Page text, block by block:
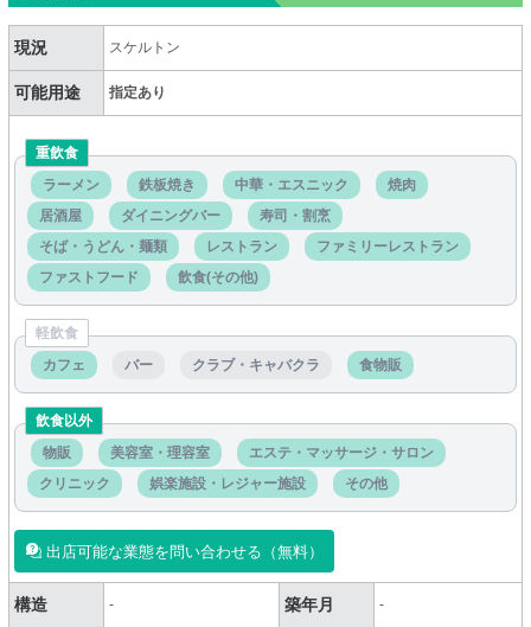
現況 スケルトン
可能用途 指定あり
重飲食
ラーメン
鉄板焼き 中華・エスニック
焼肉
居酒屋
ダイニングバー
寿司・割烹
そば・うどん・麺類
レストラン
ファミリーレストラン
ファストフード
飲食(その他)
軽飲食
カフェ
バー クラブ・キャバクラ 食物販
飲食以外
物販
美容室・理容室
エステ・マッサージ・サロン
クリニック
娯楽施設・レジャー施設 その他
出店可能な業態を問い合わせる（無料）
構造 - 築年月 -